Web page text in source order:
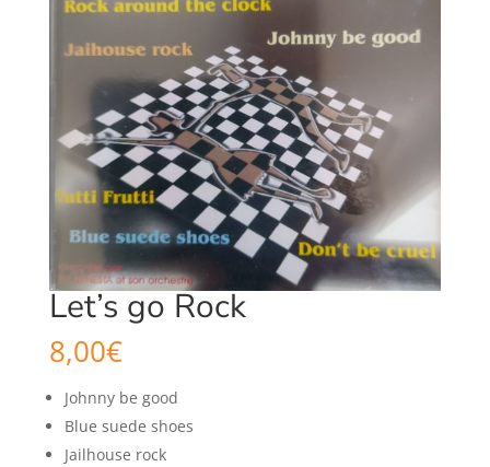
Let’s go Rock
8,00€
Johnny be good
Blue suede shoes
Jailhouse rock